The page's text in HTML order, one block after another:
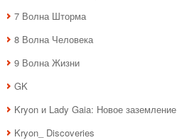
7 Волна Шторма
8 Волна Человека
9 Волна Жизни
GK
Kryon и Lady Gaia: Новое заземление
Kryon_ Discoveries